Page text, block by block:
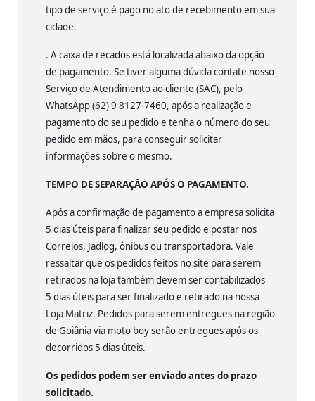
tipo de serviço é pago no ato de recebimento em sua
cidade.
. A caixa de recados está localizada abaixo da opção
de pagamento. Se tiver alguma dúvida contate nosso
Serviço de Atendimento ao cliente (SAC), pelo
WhatsApp (62) 9 8127-7460, após a realização e
pagamento do seu pedido e tenha o número do seu
pedido em mãos, para conseguir solicitar
informações sobre o mesmo.
TEMPO DE SEPARAÇÃO APÓS O PAGAMENTO.
Após a confirmação de pagamento a empresa solicita
5 dias úteis para finalizar seu pedido e postar nos
Correios, Jadlog, ônibus ou transportadora. Vale
ressaltar que os pedidos feitos no site para serem
retirados na loja também devem ser contabilizados
5 dias úteis para ser finalizado e retirado na nossa
Loja Matriz. Pedidos para serem entregues na região
de Goiânia via moto boy serão entregues após os
decorridos 5 dias úteis.
Os pedidos podem ser enviado antes do prazo
solicitado.